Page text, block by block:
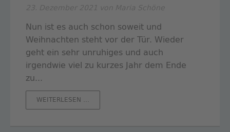
Nun ist es auch schon soweit und
Weihnachten steht vor der Tür. Wieder
geht ein sehr unruhiges und auch
irgendwie viel zu kurzes Jahr dem Ende
zu. ..
WEITERLESEN …
WÜNSCHE